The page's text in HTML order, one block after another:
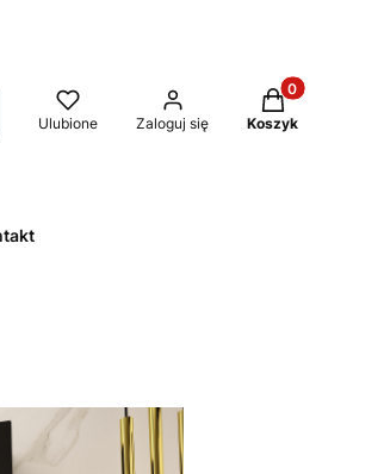
Ulubione Zaloguj się
Produkty w
Koszyk